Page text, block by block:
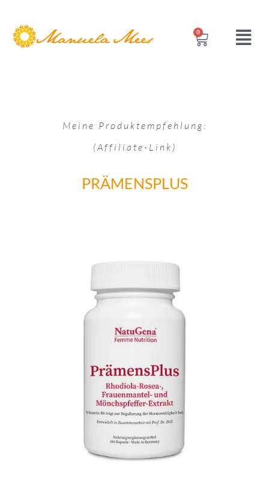
0
Meine Produktempfehlung:
(Affiliate-Link)
PRÄMENSPLUS